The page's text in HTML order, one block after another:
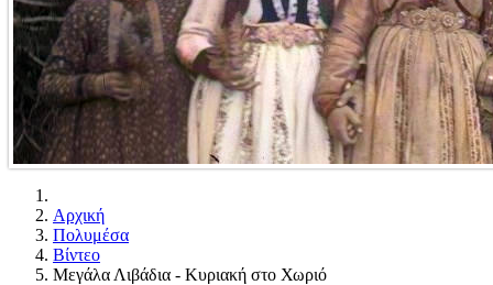
Αρχική
Πολυμέσα
Βίντεο
Μεγάλα Λιβάδια - Κυριακή στο Χωριό